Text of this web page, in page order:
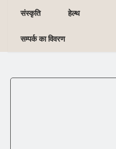
संस्कृति हेल्थ
सम्पर्क का विवरण